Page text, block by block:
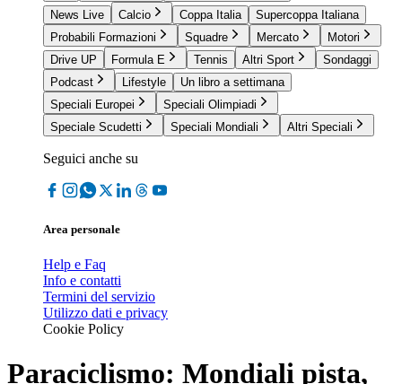
News Live
Calcio Coppa Italia
Supercoppa Italiana
Probabili Formazioni
Squadre Mercato
Motori
Drive UP
Formula E Tennis Altri Sport
Sondaggi
Podcast
Lifestyle
Un libro a settimana
Speciali Europei
Speciali Olimpiadi
Speciale Scudetti
Speciali Mondiali Altri Speciali
Seguici anche su
Area personale
Help e Faq
Info e contatti
Termini del servizio
Utilizzo dati e privacy
Cookie Policy
Paraciclismo: Mondiali pista,